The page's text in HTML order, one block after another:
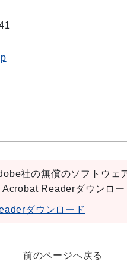
社の無償のソフトウ
Readerダウンロー
ダウンロード
前のページへ戻る